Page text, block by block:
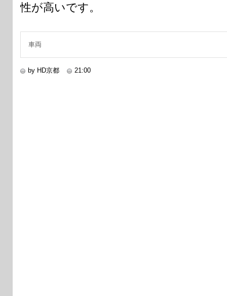
性が高いです。
車両
by HD京都 21:00